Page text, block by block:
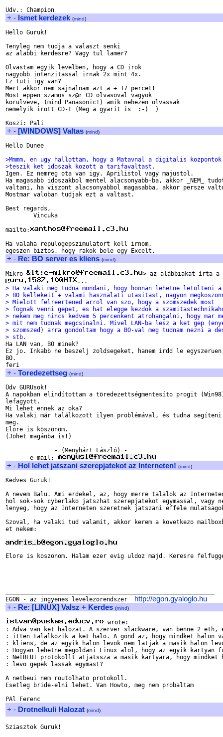
+ - Ismet kerdezek (mind)
Hello Guruk!
Tenyleg nem tudja a valaszt senki
az alabbi kerdesre? Vagy tul lamer?
Olvastam egyik levelben, hogy a CD irok
nagyobb intenzitassal irnak 2x mint 4x.
Ez tuti igy van?
Mert akkor nem sajnalnam azt a + 17 percet!
Most eppen szamos sz@r CD olvasoval vagyok
korulveve, (mind Panasonic!) amik nehezen olvassak
nemelyik irott CD-t (Meg a gyarit is  :-)  )
+ - [WINDOWS] Valtas (mind)
Hello Dunee
>Mmmm, en ugy hallottam, hogy a Matavnal a digitalis
>teszik ket idoszak kozott a tarifavaltast.
Igen. Ez nemreg ota van igy. Aprilistol vagy majustol.
Ha magasabb idoszakbol mentel alacsonyabb-ba, akkor _NEM_
valtani, ha viszont alacsonyabbol magasabba, akkor persze
Mostmar valoban tudjak ezt a valtast.
Best regards,
        Vincuka
mailto:
Ha valaha repulogepszimulatort kell irnom,
+ - Re: BO server es kliens (mind)
Mikro
> Ha valaki meg tudna mondani, hogy honnan lehetne letolteni a
> BO kellekeit + valami hasznalati utasitast, nagyon
> Mielott felreertened arrol van szo, hogy a szomszedek most
> fognak venni gepet, es hat elegge kezdok a
> nekem meg nincs kedvem 5 percenkent atrohangalni, hogy mar
> mit nem tudnak megcsinalni. Mivel LAN-ba lesz a ket gep
> szomszed) arra gondoltam hogy a BO-val meg tudnam nezni a
> stb.
Ha LAN van, BO minek?
Ez jo. Inkabb ne beszelj zoldsegeket, hanem irdd le
BO.
+ - Toredezettseg (mind)
Üdv GURUsok!
A napokban elindítottam a töredezettségmentesíto progit
lefagyott.
Mi lehet ennek az oka?
Ha valaki már találkozott ilyen problémával, és tudna
meg.
Elore is köszönöm.
(Jöhet magánba is!)
              -=(Menyhárt László)=-
       e-mail:
+ - Hol lehet jatszani szerepjatekot az Interneten! (mind)
Kedves Guruk!
A nevem Balu. Ami erdekel, az, hogy merre talalok az
hol sok-sok cyberlako jatszhat szerepjatekot egymassal, vagy
lenyeg, hogy az Interneten szeretnek jatszani effele
Szoval, ha valaki tud valamit, akkor kerem a kovetkezo
et nekem:
Elore is koszonom. Halam ezer evig uldoz majd. Keresre
EGON - az ingyenes levelezorendszer http://egon.gyaloglo.hu
+ - Re: [LINUX] Valsz + Kerdes (mind)
wrote:
: Adva van ket halozat. A szerver slackware, van benne 2 eth,
: itten talalkozik a ket halo. A gond az, hogy mindket halon
: kliens, de az egyik halon levok nem latjak a masik halon
: Hogyan lehetne megoldani Linux alol, hogy az egyik kartyan
: NetBEUI protokollt atjatssza a masik kartyara, hogy mindket
: levo gepek lassak egymast?
A netbeui nem routolhato protokoll.
Esetleg bride-elni lehet. Van Howto, meg nem probaltam
+ - Drotnelkuli Halozat (mind)
Sziasztok Guruk!